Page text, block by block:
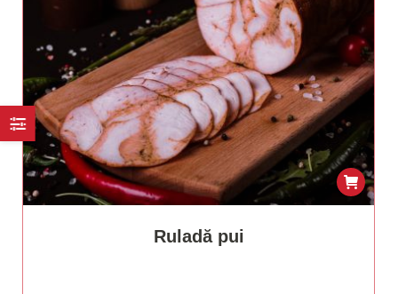
Ruladă pui